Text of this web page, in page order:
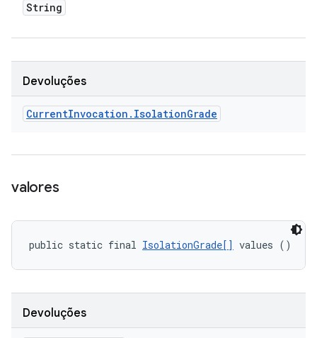
String
Devoluções
CurrentInvocation . IsolationGrade
valores
public static final IsolationGrade[] values ()
Devoluções